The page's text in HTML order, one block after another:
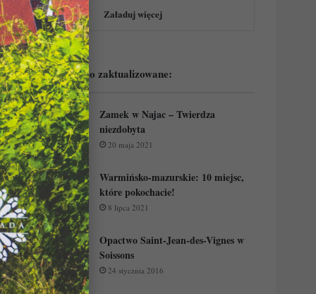
Załaduj więcej
Podejrzyj ostatnio zaktualizowane:
Zamek w Najac – Twierdza
niezdobyta
20 maja 2021
Warmińsko-mazurskie: 10 miejsc,
które pokochacie!
8 lipca 2021
Opactwo Saint-Jean-des-Vignes w
Soissons
24 stycznia 2016